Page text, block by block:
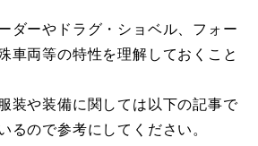
ダーやドラグ・ショベル、フォー
車両等の特性を理解しておくこと
装や装備に関しては以下の記事で
るので参考にしてください。